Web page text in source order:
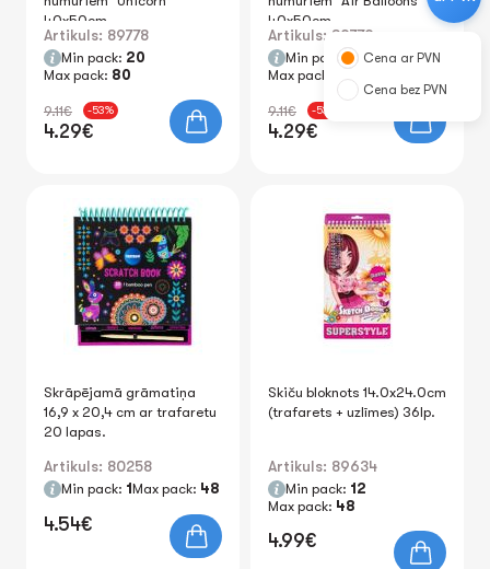
40x50cm
Artikuls: 89778
Min pack: 20
Max pack: 80
9.11€ -53%
4.29€
40x50cm
Artikuls: 89779
Min pack:20
Max pack:
80
9.11€ -53%
4.29€
Skrāpējamā grāmatiņa
16,9 x 20,4 cm ar trafaretu
20 lapas.
Artikuls: 80258
Min pack: 1Max pack: 48
4.54€
Skiču bloknots 14.0x24.0cm
(trafarets + uzlīmes) 36lp.
Artikuls: 89634
Min pack: 12
Max pack: 48
4.99€
Cena ar PVN
Cena bez PVN